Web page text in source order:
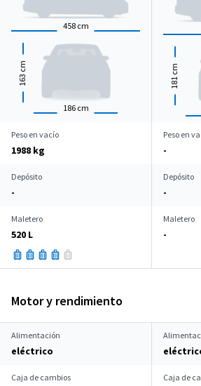
458 cm
186 cm
163
cm
181
cm
Peso en vacío
1988 kg
Peso en
-
Depósito
-
Depósito
-
Maletero
520 L
Maletero
-
Motor y rendimiento
Alimentación
eléctrico
Caja de cambios Caja de